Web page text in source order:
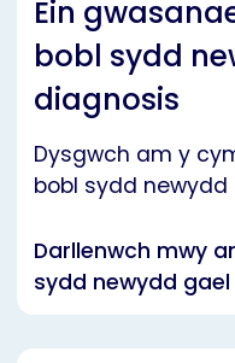
Ein
bobl sydd
diagnosis
Dysgwch am y
bobl sydd
Darllenwch mwy
sydd newydd